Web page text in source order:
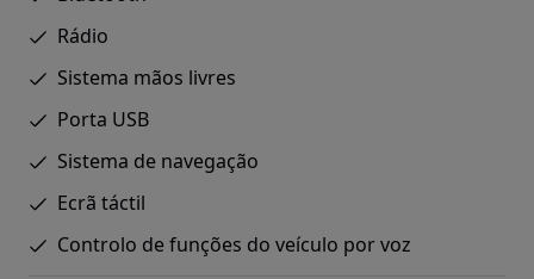
Rádio
Sistema mãos livres
Porta USB
Sistema de navegação
Ecrã táctil
Controlo de funções do veículo por voz